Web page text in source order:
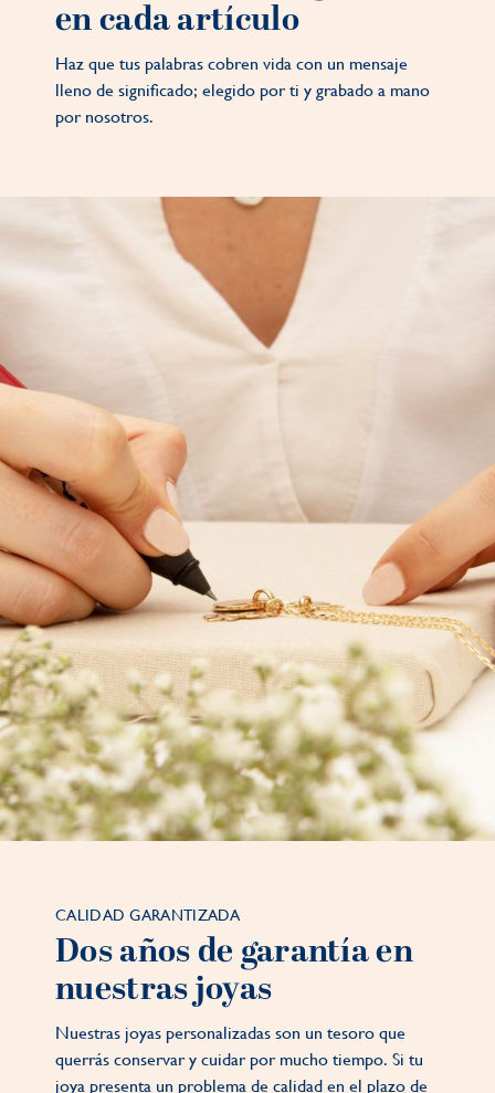
en cada artículo
Haz que tus palabras cobren vida con un mensaje
lleno de significado; elegido por ti y grabado a mano
por nosotros.
CALIDAD GARANTIZADA
Dos años de garantía en
nuestras joyas
Nuestras joyas personalizadas son un tesoro que
querrás conservar y cuidar por mucho tiempo. Si tu
joya presenta un problema de calidad en el plazo de